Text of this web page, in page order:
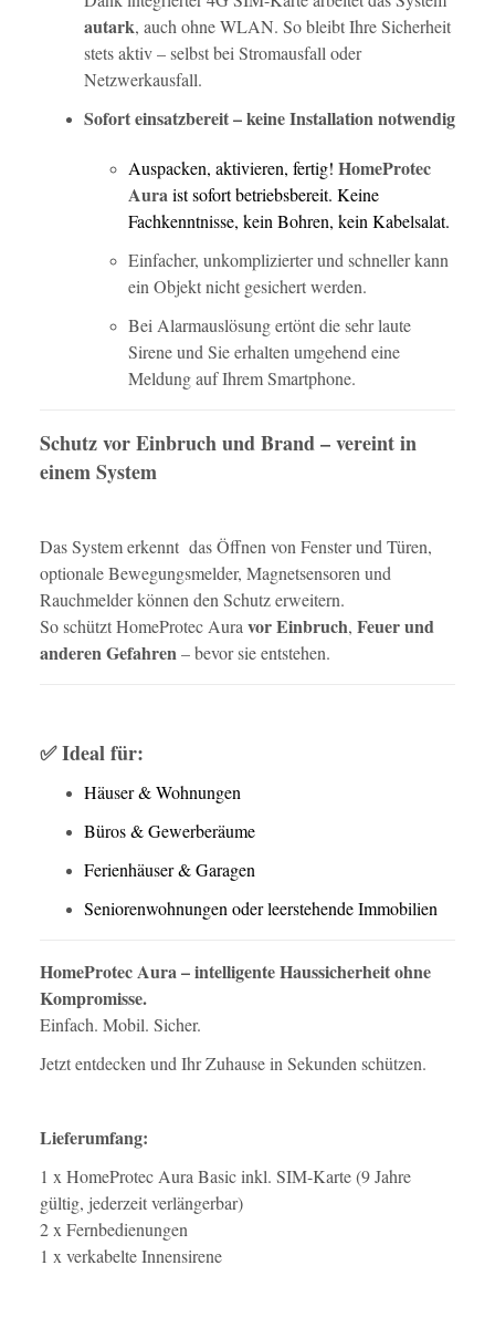
autark, auch ohne WLAN. So bleibt Ihre Sicherheit
stets aktiv – selbst bei Stromausfall oder
Netzwerkausfall.
Sofort einsatzbereit – keine Installation notwendig
Auspacken, aktivieren, fertig! HomeProtec
Auraist sofort betriebsbereit. Keine
Fachkenntnisse, kein Bohren, kein Kabelsalat.
Einfacher, unkomplizierter und schneller kann
ein Objekt nicht gesichert werden.
Bei Alarmauslösung ertönt die sehr laute
Sirene und Sie erhalten umgehend eine
Meldung auf Ihrem Smartphone.
Schutz vor Einbruch und Brand – vereint in
einem System
Das System erkennt das Öffnen von Fenster und Türen,
optionale Bewegungsmelder, Magnetsensoren und
Rauchmelder können den Schutz erweitern.
So schützt HomeProtec Aura vor Einbruch, Feuer und
anderen Gefahren– bevor sie entstehen.
✅ Ideal für:
Häuser & Wohnungen
Büros & Gewerberäume
Ferienhäuser & Garagen
Seniorenwohnungen oder leerstehende Immobilien
HomeProtec Aura – intelligente Haussicherheit ohne
Kompromisse.
Einfach. Mobil. Sicher.
Jetzt entdecken und Ihr Zuhause in Sekunden schützen.
Lieferumfang:
1 x HomeProtec Aura Basic inkl. SIM-Karte (9 Jahre
gültig, jederzeit verlängerbar)
2 x Fernbedienungen
1 x verkabelte Innensirene